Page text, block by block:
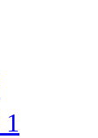
1